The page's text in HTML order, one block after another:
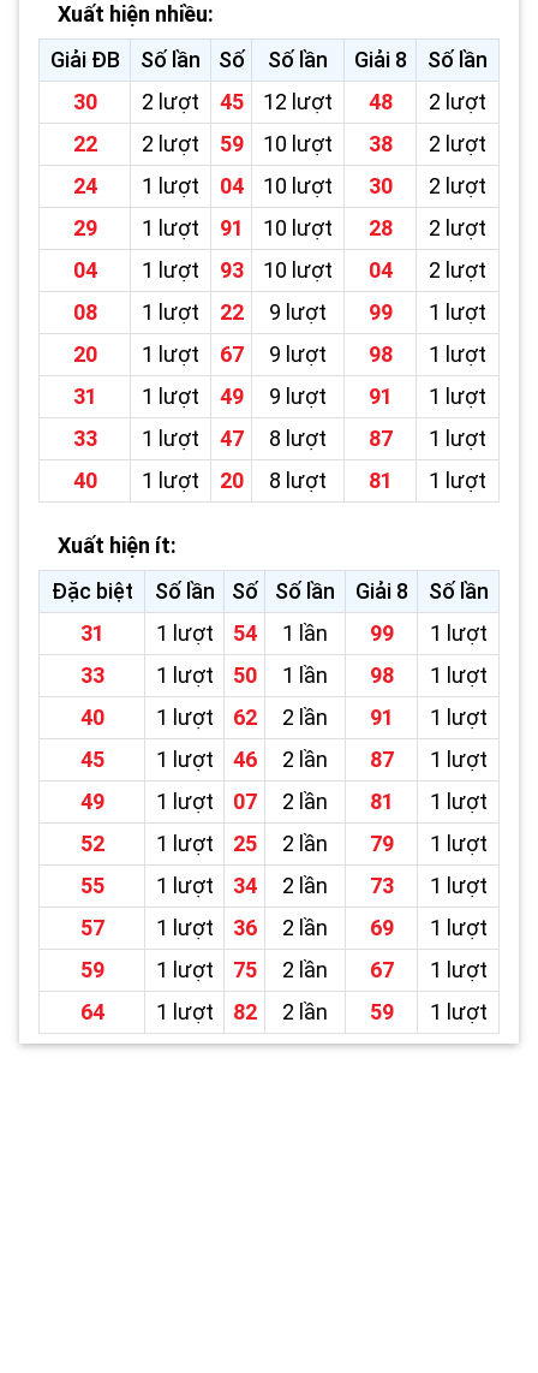
Xuất hiện nhiều:
Giải ĐB
Số lần Số Số lần Giải 8
Số lần
30
2 lượt 45 12 lượt 48
2 lượt
22
2 lượt 59 10 lượt 38
2 lượt
24
1 lượt 04 10 lượt 30
2 lượt
29
1 lượt 91 10 lượt 28
2 lượt
04
1 lượt 93 10 lượt 04
2 lượt
08
1 lượt 22 9 lượt 99
1 lượt
20
1 lượt 67 9 lượt 98
1 lượt
31
1 lượt 49 9 lượt 91
1 lượt
33
1 lượt 47 8 lượt 87
1 lượt
40
1 lượt 20 8 lượt 81 1 lượt
Xuất hiện ít:
Đặc biệt
Số lần Số Số lần Giải 8
Số lần
31
1 lượt 54 1 lần 99
1 lượt
33
1 lượt 50 1 lần 98
1 lượt
40
1 lượt 62 2 lần 91
1 lượt
45
1 lượt 46 2 lần 87
1 lượt
49
1 lượt 07 2 lần 81
1 lượt
52
1 lượt 25 2 lần 79
1 lượt
55
1 lượt 34 2 lần 73
1 lượt
57
1 lượt 36 2 lần 69
1 lượt
59
1 lượt 75 2 lần 67
1 lượt
64
1 lượt 82 2 lần 59 1 lượt